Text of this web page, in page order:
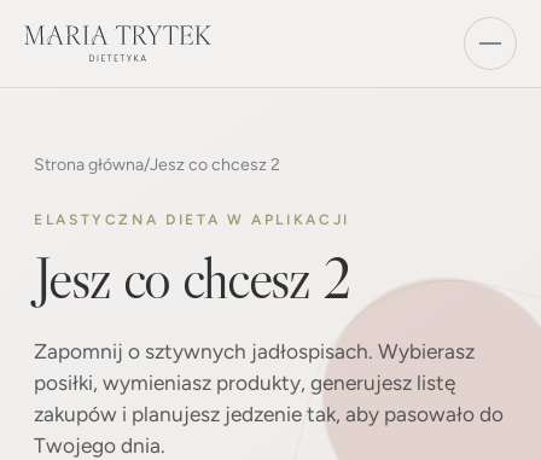
Strona główna/Jesz co chcesz 2
ELASTYCZNA DIETA W APLIKACJI
Jesz co chcesz 2
Zapomnij o sztywnych jadłospisach. Wybierasz
posiłki, wymieniasz produkty, generujesz listę
zakupów i planujesz jedzenie tak, aby pasowało do
Twojego dnia.